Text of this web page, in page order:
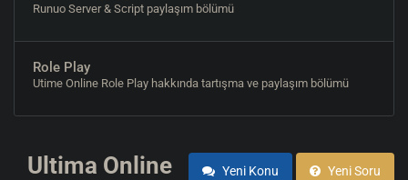
Runuo Server & Script paylaşım bölümü
Role Play
Utime Online Role Play hakkında tartışma ve paylaşım bölümü
Ultima Online Yeni Konu Yeni Soru